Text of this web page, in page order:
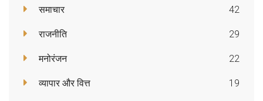
समाचार 42
राजनीति 29
मनोरंजन 22
व्यापार और वित्त 19